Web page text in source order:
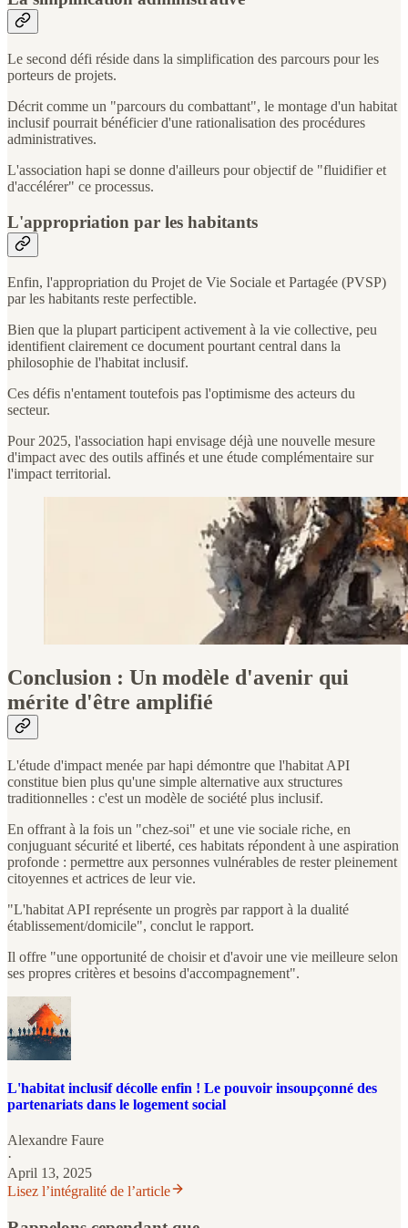
Le second défi réside dans la simplification des parcours pour les
porteurs de projets.
Décrit comme un "parcours du combattant", le montage d'un habitat
inclusif pourrait bénéficier d'une rationalisation des procédures
administratives.
L'association hapi se donne d'ailleurs pour objectif de "fluidifier et
d'accélérer" ce processus.
L'appropriation par les habitants
Enfin, l'appropriation du Projet de Vie Sociale et Partagée (PVSP)
par les habitants reste perfectible.
Bien que la plupart participent activement à la vie collective, peu
identifient clairement ce document pourtant central dans la
philosophie de l'habitat inclusif.
Ces défis n'entament toutefois pas l'optimisme des acteurs du
secteur.
Pour 2025, l'association hapi envisage déjà une nouvelle mesure
d'impact avec des outils affinés et une étude complémentaire sur
l'impact territorial.
Conclusion : Un modèle d'avenir qui
mérite d'être amplifié
L'étude d'impact menée par hapi démontre que l'habitat API
constitue bien plus qu'une simple alternative aux structures
traditionnelles : c'est un modèle de société plus inclusif.
En offrant à la fois un "chez-soi" et une vie sociale riche, en
conjuguant sécurité et liberté, ces habitats répondent à une aspiration
profonde : permettre aux personnes vulnérables de rester pleinement
citoyennes et actrices de leur vie.
"L'habitat API représente un progrès par rapport à la dualité
établissement/domicile", conclut le rapport.
Il offre "une opportunité de choisir et d'avoir une vie meilleure selon
ses propres critères et besoins d'accompagnement".
L'habitat inclusif décolle enfin ! Le pouvoir insoupçonné des
partenariats dans le logement social
Alexandre Faure
·
April 13, 2025
Lisez l’intégralité de l’article